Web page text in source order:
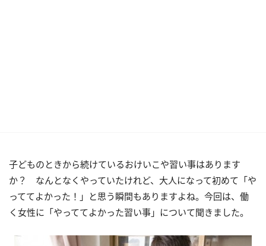
子どものときから続けているおけいこや習い事はあります
か？ なんとなくやっていたけれど、大人になって初めて「や
っててよかった！」と思う瞬間もありますよね。今回は、働
く女性に「やっててよかった習い事」について聞きました。